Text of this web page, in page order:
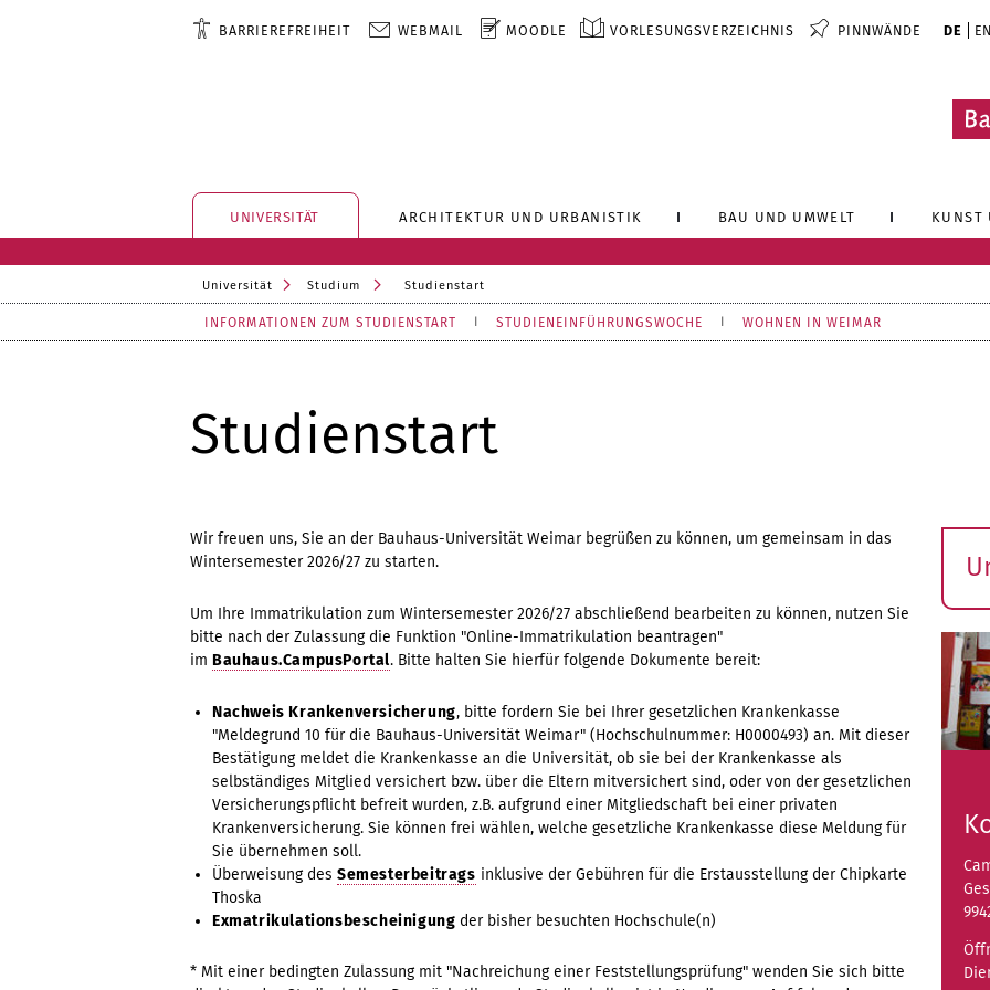
BARRIEREFREIHEIT WEBMAIL MOODLE VORLESUNGSVERZEICHNIS PINNWÄNDE DE EN
UNIVERSITÄT ARCHITEKTUR UND URBANISTIK BAU UND UMWELT KUNST
Universität Studium Studienstart
INFORMATIONEN ZUM STUDIENSTART STUDIENEINFÜHRUNGSWOCHE WOHNEN IN WEIMAR
Studienstart
Wir freuen uns, Sie an der Bauhaus-Universität Weimar begrüßen zu können, um gemeinsam in das
Wintersemester 2026/27 zu starten.
Um Ihre Immatrikulation zum Wintersemester 2026/27 abschließend bearbeiten zu können, nutzen Sie
bitte nach der Zulassung die Funktion "Online-Immatrikulation beantragen"
im Bauhaus.CampusPortal. Bitte halten Sie hierfür folgende Dokumente bereit:
Nachweis Krankenversicherung, bitte fordern Sie bei Ihrer gesetzlichen Krankenkasse
"Meldegrund 10 für die Bauhaus-Universität Weimar" (Hochschulnummer: H0000493) an. Mit dieser
Bestätigung meldet die Krankenkasse an die Universität, ob sie bei der Krankenkasse als
selbständiges Mitglied versichert bzw. über die Eltern mitversichert sind, oder von der gesetzlichen
Versicherungspflicht befreit wurden, z.B. aufgrund einer Mitgliedschaft bei einer privaten
Krankenversicherung. Sie können frei wählen, welche gesetzliche Krankenkasse diese Meldung für
Sie übernehmen soll.
Überweisung des Semesterbeitrags inklusive der Gebühren für die Erstausstellung der Chipkarte
Thoska
Exmatrikulationsbescheinigung der bisher besuchten Hochschule(n)
* Mit einer bedingten Zulassung mit "Nachreichung einer Feststellungsprüfung" wenden Sie sich bitte